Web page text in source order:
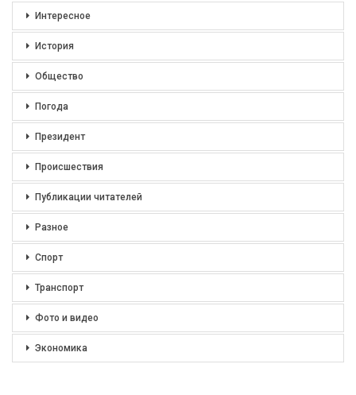
Интересное
История
Общество
Погода
Президент
Происшествия
Публикации читателей
Разное
Спорт
Транспорт
Фото и видео
Экономика